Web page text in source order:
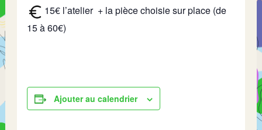
15€ l’atelier + la pièce choisie sur place (de
15 à 60€)
Ajouter au calendrier